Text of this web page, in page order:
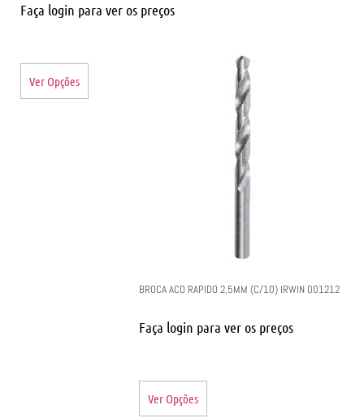
Faça login para ver os preços
Ver Opções
BROCA ACO RAPIDO 2,5MM (C/10) IRWIN 001212
Faça login para ver os preços
Ver Opções